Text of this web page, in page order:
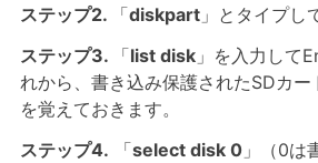
ステップ2.
「diskpart」とタイプし
ステップ3.
「list disk」を入力して
れから、書き込み保護されたSDカ
を覚えておきます。
ステップ4. 「select disk 0」（0は